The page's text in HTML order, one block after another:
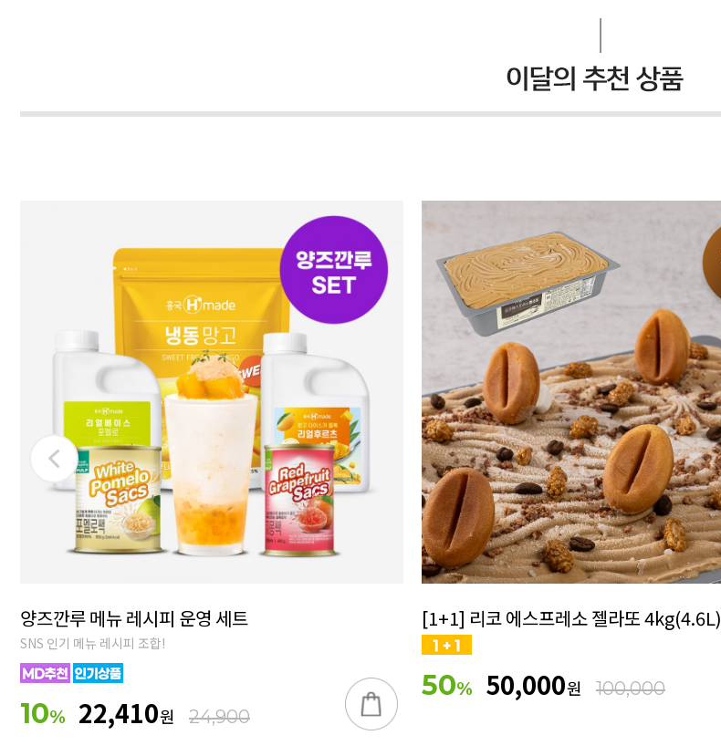
양즈깐루 메뉴 레시피 운영 세트
SNS 인기 메뉴 레시피 조합!
10% 22,410원 24,900
[1+1] 리코 에스프레소 젤라또 4kg(4.6L)
50% 50,000원 100,000